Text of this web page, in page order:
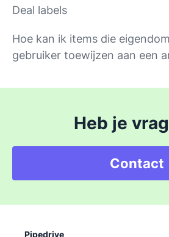
Deal labels
Hoe kan ik items die
gebruiker toewijzen aan een
Heb je
Contact
Pipedrive